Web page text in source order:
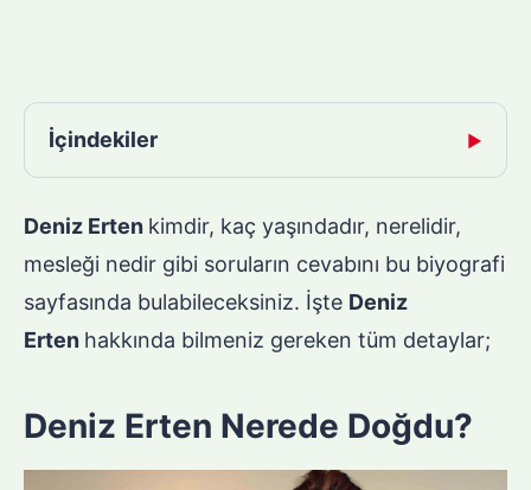
İçindekiler ▶
Deniz Erten kimdir, kaç yaşındadır, nerelidir,
mesleği nedir gibi soruların cevabını bu biyografi
sayfasında bulabileceksiniz. İşte Deniz
Erten hakkında bilmeniz gereken tüm detaylar;
Deniz Erten Nerede Doğdu?